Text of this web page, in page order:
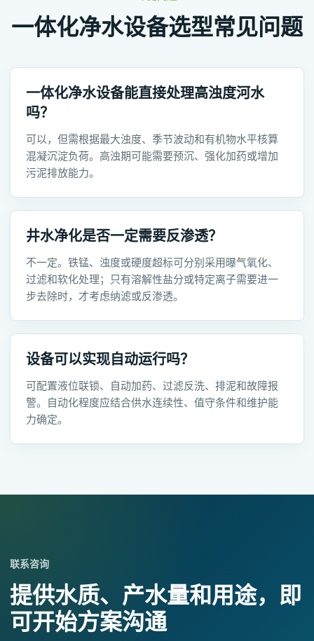
一体化净水设备选型常见问题
一体化净水设备能直接处理高浊度河水
吗？
可以，但需根据最大浊度、季节波动和有机物水平核算
混凝沉淀负荷。高浊期可能需要预沉、强化加药或增加
污泥排放能力。
井水净化是否一定需要反渗透？
不一定。铁锰、浊度或硬度超标可分别采用曝气氧化、
过滤和软化处理；只有溶解性盐分或特定离子需要进一
步去除时，才考虑纳滤或反渗透。
设备可以实现自动运行吗？
可配置液位联锁、自动加药、过滤反洗、排泥和故障报
警。自动化程度应结合供水连续性、值守条件和维护能
力确定。
联系咨询
提供水质、产水量和用途，即
可开始方案沟通